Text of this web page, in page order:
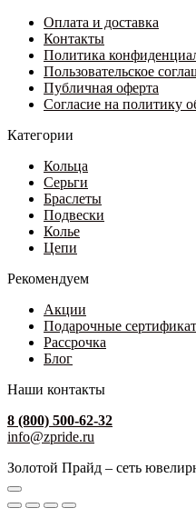
выбрать
на
странице
товара.
59
080 ₽.
540 ₽.
Оплата и доставка
Контакты
Политика
Пользовательское
Публичная оферта
Согласие на политику
Категории
Кольца
Серьги
Браслеты
Подвески
Колье
Цепи
Рекомендуем
Акции
Подарочные
Рассрочка
Блог
Наши контакты
8 (800) 500-62-32
info@zpride.ru
Золотой Прайд – сеть